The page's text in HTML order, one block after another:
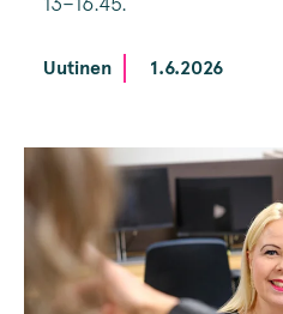
Uutinen 1.6.2026